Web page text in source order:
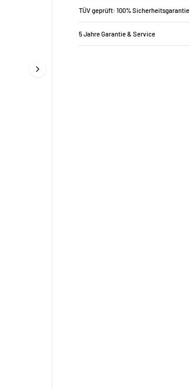
TÜV geprüft: 100% Sicherheitsgarantie
5 Jahre Garantie & Service